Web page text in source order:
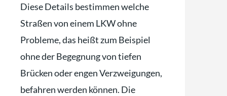
Diese Details bestimmen welche
Straßen von einem LKW ohne
Probleme, das heißt zum Beispiel
ohne der Begegnung von tiefen
Brücken oder engen Verzweigungen,
befahren werden können. Die